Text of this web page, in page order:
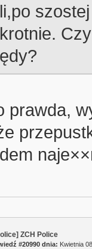
prawda,
ZCH Police
#20990 dnia: Kwietnia